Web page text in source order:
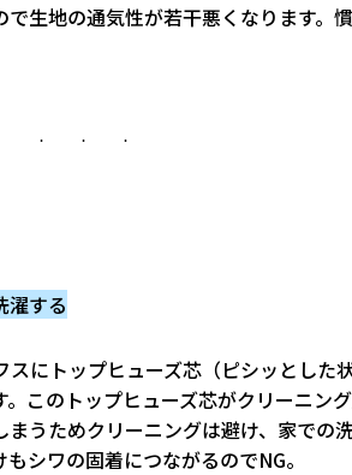
生地の通気性が若干悪くなります。
濯する
にトップヒューズ芯（ピシッとした
このトップヒューズ芯がクリーニン
うためクリーニングは避け、家での
シワの固着につながるのでNG。